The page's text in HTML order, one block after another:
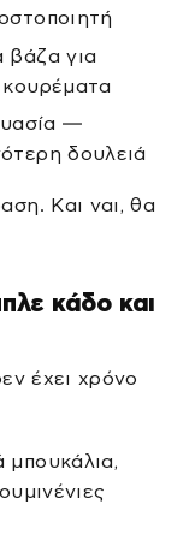
βάζα για
—
δουλειά
Και ναι, θα
κάδο και
έχει χρόνο
μπουκάλια,